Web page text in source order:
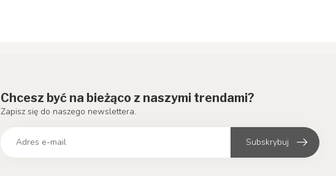
Chcesz być na bieżąco z naszymi trendami?
Zapisz się do naszego newslettera.
Subskrybuj